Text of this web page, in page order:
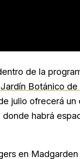
de la
Jardín Botánico
julio ofrecerá
habrá
en